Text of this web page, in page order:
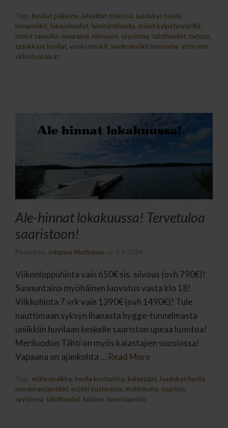
Tags: huvilat päijänne juhlatilat mökissä laadukas huvila
lomamökit luksushuvilat lumitähtihuvila mökit kylpytynnyrillä
mökit saunalla muurame riihivuori syysloma tähtihuvilat tarjous
tasokkaat huvilat vuokramökit vuokramökit muurame yritysten
virkistyspäivät
Ale-hinnat lokakuussa! Tervetuloa
saaristoon!
Posted by Johanna Matilainen on 9.9.2024
Viikonloppuhinta vain 650€ sis. siivous (ovh 790€)!
Sunnuntaina myöhäinen luovutus vasta klo 18!
Viikkohinta 7 vrk vain 1390€ (ovh 1490€)! Tule
nauttimaan syksyn ihanasta hygge-tunnelmasta
uniikkiin huvilaan keskelle saariston upeaa luontoa!
Meriluodon Tähti on myös kalastajien suosiossa!
Vapaana on ajankohta … Read More
Tags: etätyöpaikka huvila kustavissa kalastajat laadukas huvila
merenrantamökki mökki kustavissa mökkiloma saaristo
syysloma tähtihuvilat tarjous turunsaaristo